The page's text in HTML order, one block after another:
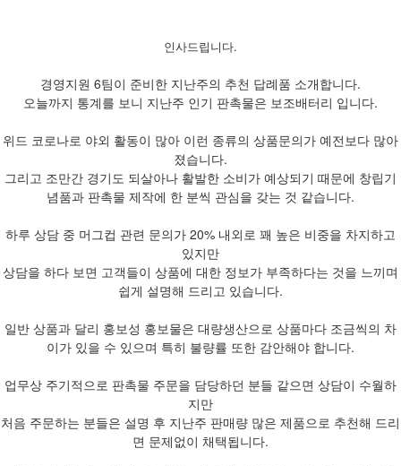
인사드립니다.
경영지원 6팀이 준비한 지난주의 추천 답례품 소개합니다.
오늘까지 통계를 보니 지난주 인기 판촉물은 보조배터리 입니다.
위드 코로나로 야외 활동이 많아 이런 종류의 상품문의가 예전보다 많아
졌습니다.
그리고 조만간 경기도 되살아나 활발한 소비가 예상되기 때문에 창립기
념품과 판촉물 제작에 한 분씩 관심을 갖는 것 같습니다.
하루 상담 중 머그컵 관련 문의가 20% 내외로 꽤 높은 비중을 차지하고
있지만
상담을 하다 보면 고객들이 상품에 대한 정보가 부족하다는 것을 느끼며
쉽게 설명해 드리고 있습니다.
일반 상품과 달리 홍보성 홍보물은 대량생산으로 상품마다 조금씩의 차
이가 있을 수 있으며 특히 불량률 또한 감안해야 합니다.
업무상 주기적으로 판촉물 주문을 담당하던 분들 같으면 상담이 수월하
지만
처음 주문하는 분들은 설명 후 지난주 판매량 많은 제품으로 추천해 드리
면 문제없이 채택됩니다.